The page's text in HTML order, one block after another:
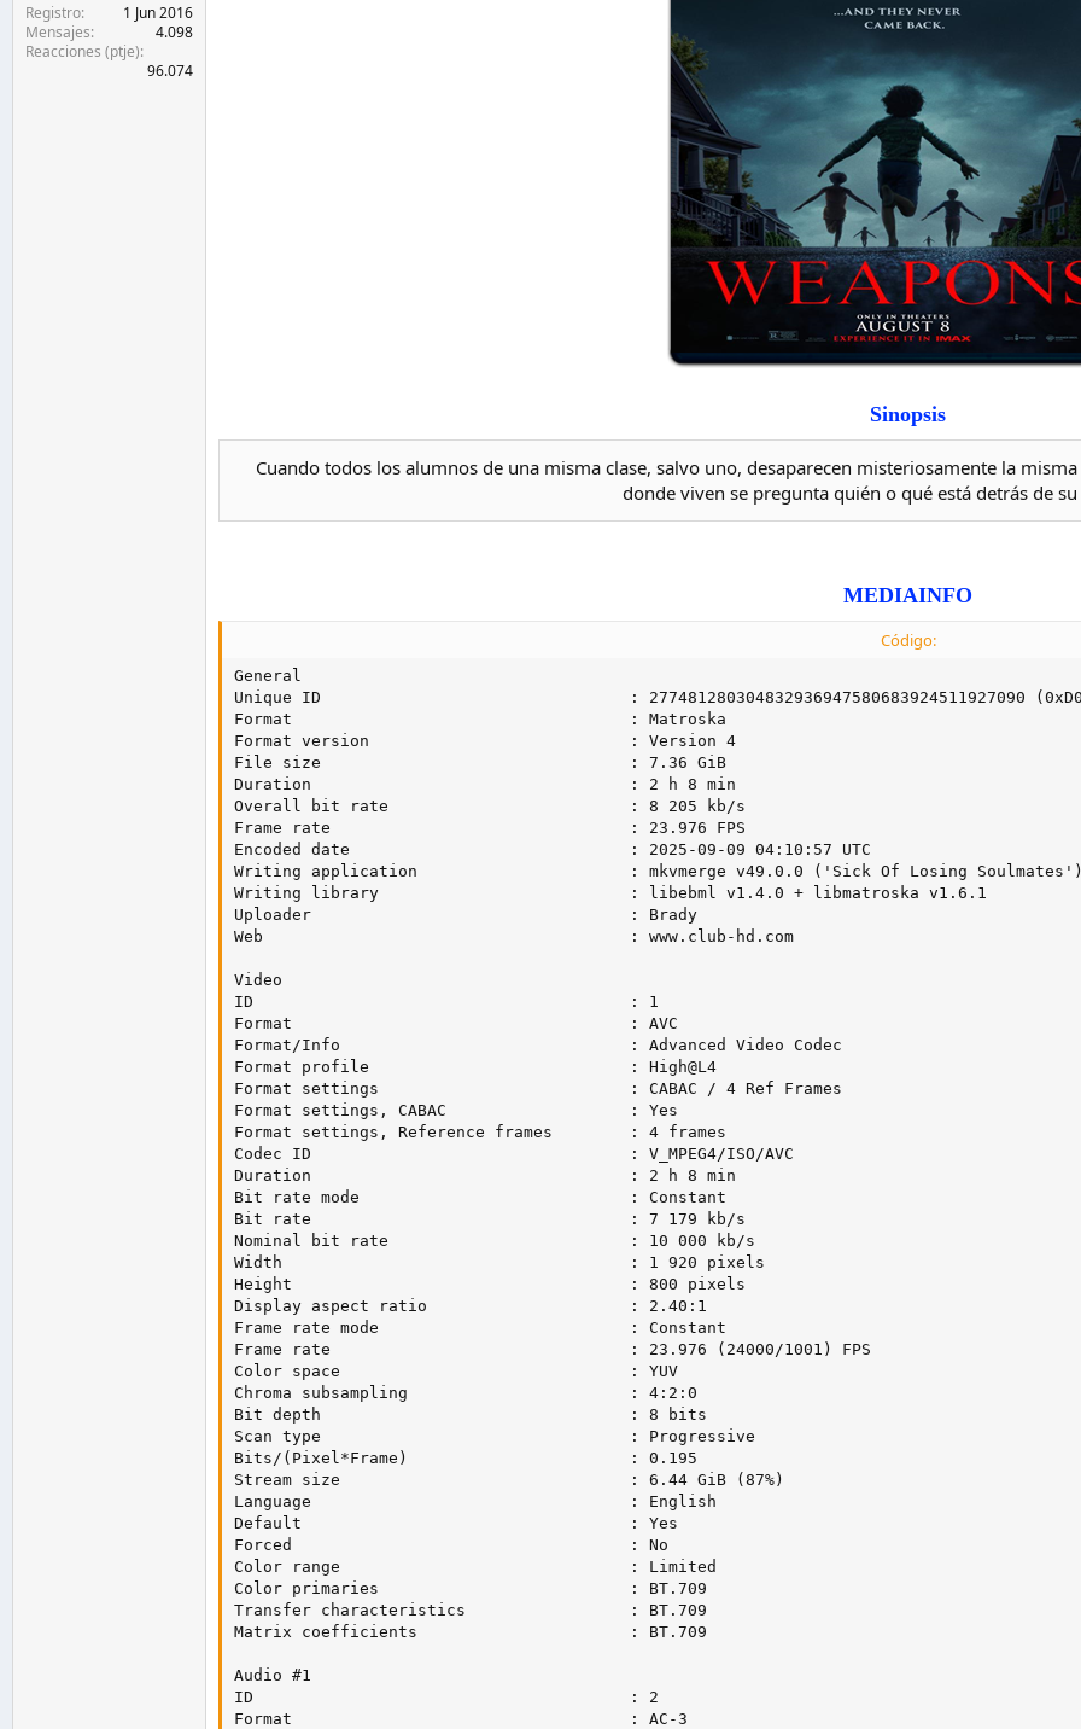
Registro
1 Jun 2016
Mensajes
4.098
Reacciones (ptje)
96.074
Sinopsis
Cuando todos los alumnos de una misma clase, salvo uno, desaparecen misteriosamente la
donde viven se pregunta quién o qué está detrás de
MEDIAINFO
Código:
General
Unique ID                                : 277481280304832936947580683924511927090
Format                                   : Matroska
Format version                           : Version 4
File size                                : 7.36 GiB
Duration                                 : 2 h 8 min
Overall bit rate                         : 8 205 kb/s
Frame rate                               : 23.976 FPS
Encoded date                             : 2025-09-09 04:10:57 UTC
Writing application                      : mkvmerge v49.0.0 ('Sick Of Losing
Writing library                          : libebml v1.4.0 + libmatroska v1.6.1
Uploader                                 : Brady
Web                                      : www.club-hd.com
Video
ID                                       : 1
Format                                   : AVC
Format/Info                              : Advanced Video Codec
Format profile                           : High@L4
Format settings                          : CABAC / 4 Ref Frames
Format settings, CABAC                   : Yes
Format settings, Reference frames        : 4 frames
Codec ID                                 : V_MPEG4/ISO/AVC
Duration                                 : 2 h 8 min
Bit rate mode                            : Constant
Bit rate                                 : 7 179 kb/s
Nominal bit rate                         : 10 000 kb/s
Width                                    : 1 920 pixels
Height                                   : 800 pixels
Display aspect ratio                     : 2.40:1
Frame rate mode                          : Constant
Frame rate                               : 23.976 (24000/1001) FPS
Color space                              : YUV
Chroma subsampling                       : 4:2:0
Bit depth                                : 8 bits
Scan type                                : Progressive
Bits/(Pixel*Frame)                       : 0.195
Stream size                              : 6.44 GiB (87%)
Language                                 : English
Default                                  : Yes
Forced                                   : No
Color range                              : Limited
Color primaries                          : BT.709
Transfer characteristics                 : BT.709
Matrix coefficients                      : BT.709
Audio #1
ID                                       : 2
Format                                   : AC-3